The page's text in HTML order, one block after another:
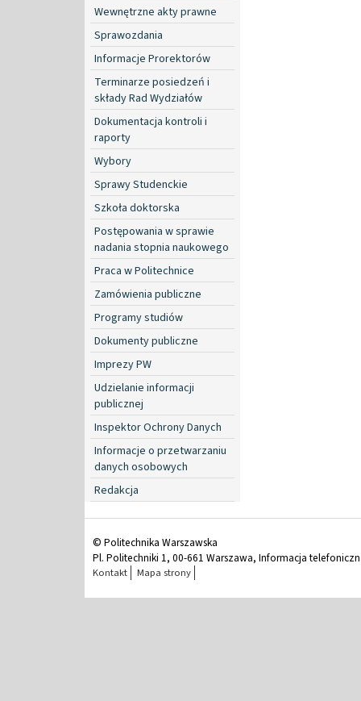
Wewnętrzne akty prawne
Sprawozdania
Informacje Prorektorów
Terminarze posiedzeń i
składy Rad Wydziałów
Dokumentacja kontroli i
raporty
Wybory
Sprawy Studenckie
Szkoła doktorska
Postępowania w sprawie
nadania stopnia naukowego
Praca w Politechnice
Zamówienia publiczne
Programy studiów
Dokumenty publiczne
Imprezy PW
Udzielanie informacji
publicznej
Inspektor Ochrony Danych
Informacje o przetwarzaniu
danych osobowych
Redakcja
© Politechnika Warszawska
Pl. Politechniki 1, 00-661 Warszawa, Informacja
Kontakt Mapa strony